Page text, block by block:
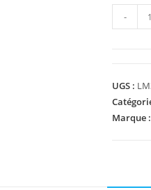
-
UGS :
Marque :